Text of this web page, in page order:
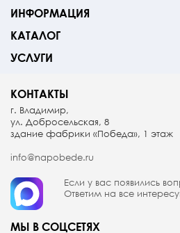
ИНФОРМАЦИЯ
КАТАЛОГ
УСЛУГИ
КОНТАКТЫ
г. Владимир,
ул. Добросельская, 8
здание фабрики «Победа», 1 этаж
info@napobede.ru
Если у вас появились
Ответим на все
МЫ В СОЦСЕТЯХ